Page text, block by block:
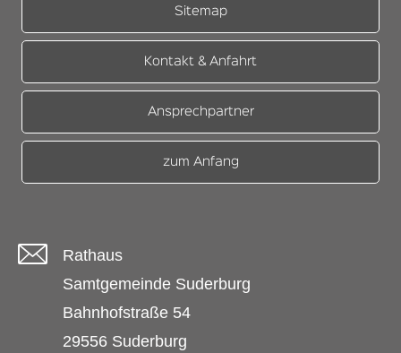
Sitemap
Kontakt & Anfahrt
Ansprechpartner
zum Anfang
Rathaus
Samtgemeinde Suderburg
Bahnhofstraße 54
29556 Suderburg